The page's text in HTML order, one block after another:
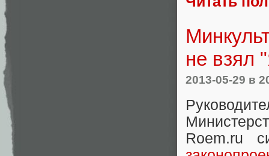
не взял
2013-05-29 в
Roem.ru